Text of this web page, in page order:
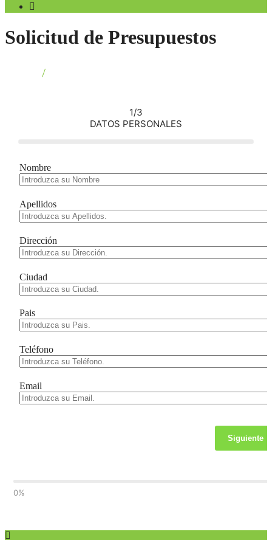
Skip
to
Solicitud de Presupuestos
1/3
DATOS PERSONALES
Nombre
Apellidos
Dirección
Ciudad
Pais
Teléfono
Email
Siguiente
0%